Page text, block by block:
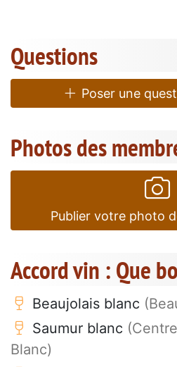
Questions
Poser une
Photos des
Publier votre photo
Accord vin : Que
Beaujolais blanc
Saumur blanc
Blanc)